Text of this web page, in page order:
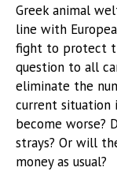
Greek animal
line with
fight to protect
question to all
eliminate the
current
become worse?
strays? Or will
money as usual?